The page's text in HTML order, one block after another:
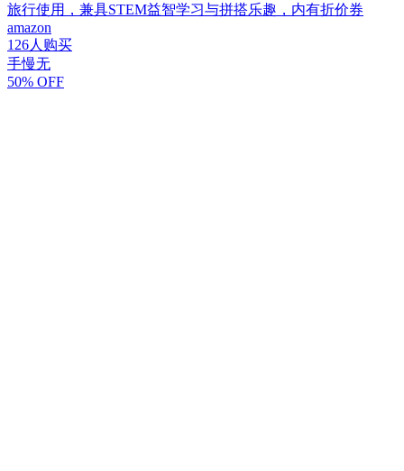
旅行使用，兼具STEM益智学习与拼搭乐趣，内有折价券
amazon
126人购买
手慢无
50% OFF